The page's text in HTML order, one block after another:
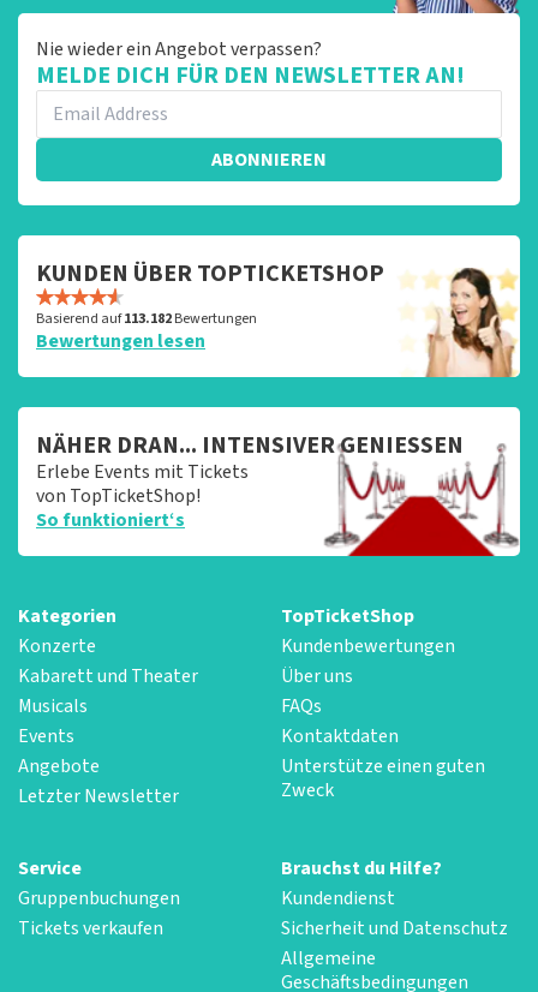
Nie wieder ein Angebot verpassen?
MELDE DICH FÜR DEN NEWSLETTER AN!
ABONNIEREN
KUNDEN ÜBER TOPTICKETSHOP
Basierend auf113.182Bewertungen
Bewertungen lesen
NÄHER DRAN... INTENSIVER GENIESSEN
Erlebe Events mit Tickets
von TopTicketShop!
So funktioniert‘s
Kategorien
Konzerte
Kabarett und Theater
Musicals
Events
Angebote
Letzter Newsletter
TopTicketShop
Kundenbewertungen
Über uns
FAQs
Kontaktdaten
Unterstütze einen guten
Zweck
Service
Gruppenbuchungen
Tickets verkaufen
Brauchst du Hilfe?
Kundendienst
Sicherheit und Datenschutz
Allgemeine
Geschäftsbedingungen